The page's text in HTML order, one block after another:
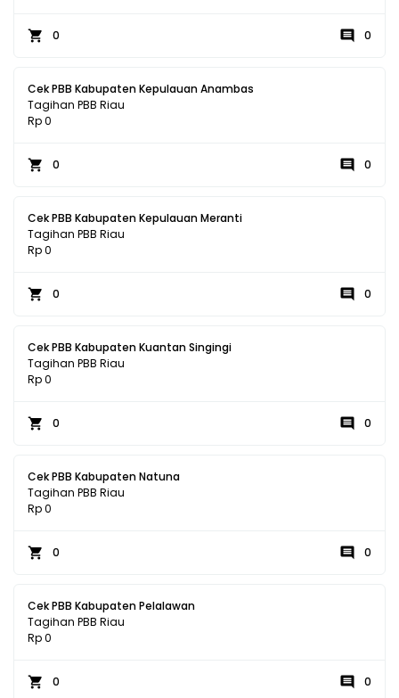
0 0
Cek PBB Kabupaten Kepulauan Anambas
Tagihan PBB Riau
Rp 0
0 0
Cek PBB Kabupaten Kepulauan Meranti
Tagihan PBB Riau
Rp 0
0 0
Cek PBB Kabupaten Kuantan Singingi
Tagihan PBB Riau
Rp 0
0 0
Cek PBB Kabupaten Natuna
Tagihan PBB Riau
Rp 0
0 0
Cek PBB Kabupaten Pelalawan
Tagihan PBB Riau
Rp 0
0 0